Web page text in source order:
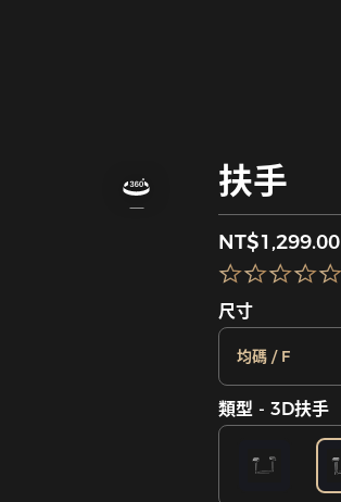
扶手
NT$1,299.00
尺寸
均碼 / F
類型 - 3D扶手